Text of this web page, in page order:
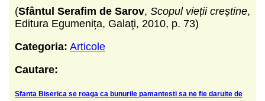
(Sfântul Serafim de Sarov, Scopul vieții creștine,
Editura Egumenița, Galaţi, 2010, p. 73)
Categoria: Articole
Cautare:
Sfanta Biserica se roaga ca bunurile pamantesti sa ne fie daruite de